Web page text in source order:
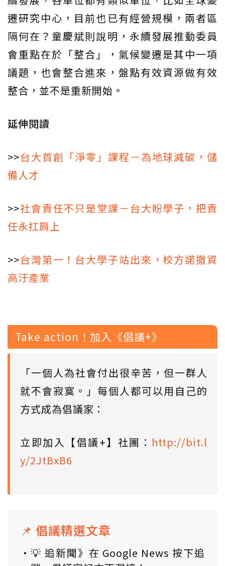
遷研究中心，目前也已有經營規模，兩者區
隔何在？童慶斌則說明，永續發展推動委員
會重點在於「整合」，氣候變遷是其中一項
議題，也會整合進來，盤點有效資源做有效
整合，並不是重新開始。
延伸閱讀
>>台大首創「淨零」課程－為地球減碳，儲
備人才
>>社會責任不只是堂課－台大盼學子，把責
任永扛肩上
>>台灣第一！台大學子站出來，校方諾撤資
高汙產業
Take action！加入《倡議+》
「一個人為社會付出很辛苦，但一群人
就不會寂寞。」每個人都可以用自己的
方式成為倡議家：
立即加入【倡議+】社團： http://bit.l
y/2JtBxB6
📌 倡議精選文章
💡 追新聞》在 Google News 按下追